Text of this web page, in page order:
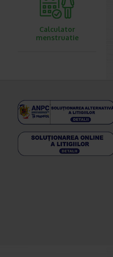
Calculator
menstruatie